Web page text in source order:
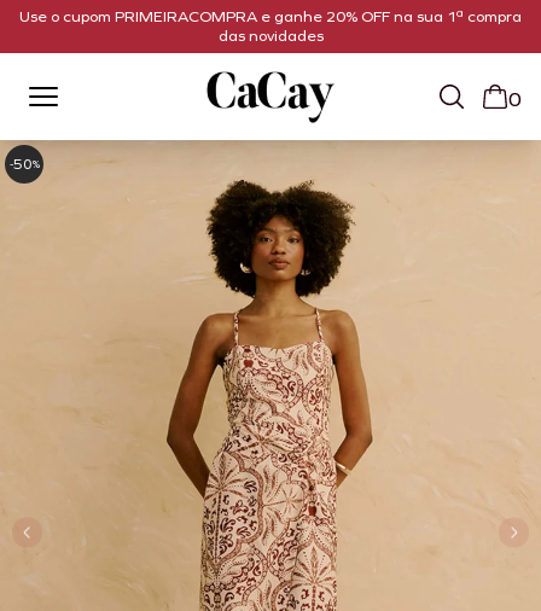
Use o cupom PRIMEIRACOMPRA e ganhe 20% OFF na sua 1ª compra
das novidades
0
-50%